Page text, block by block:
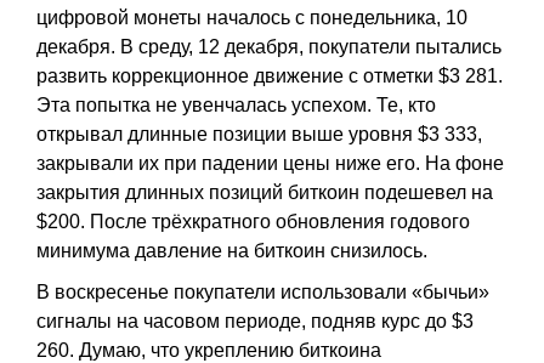
цифровой монеты началось с понедельника, 10
декабря. В среду, 12 декабря, покупатели пытались
развить коррекционное движение с отметки $3 281.
Эта попытка не увенчалась успехом. Те, кто
открывал длинные позиции выше уровня $3 333,
закрывали их при падении цены ниже его. На фоне
закрытия длинных позиций биткоин подешевел на
$200. После трёхкратного обновления годового
минимума давление на биткоин снизилось.
В воскресенье покупатели использовали «бычьи»
сигналы на часовом периоде, подняв курс до $3
260. Думаю, что укреплению биткоина